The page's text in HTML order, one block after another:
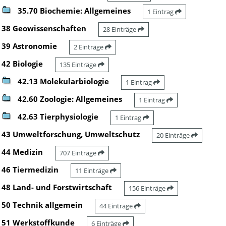
35.70 Biochemie: Allgemeines 1 Eintrag
38 Geowissenschaften 28 Einträge
39 Astronomie 2 Einträge
42 Biologie 135 Einträge
42.13 Molekularbiologie 1 Eintrag
42.60 Zoologie: Allgemeines 1 Eintrag
42.63 Tierphysiologie 1 Eintrag
43 Umweltforschung, Umweltschutz 20 Einträge
44 Medizin 707 Einträge
46 Tiermedizin 11 Einträge
48 Land- und Forstwirtschaft 156 Einträge
50 Technik allgemein 44 Einträge
51 Werkstoffkunde 6 Einträge